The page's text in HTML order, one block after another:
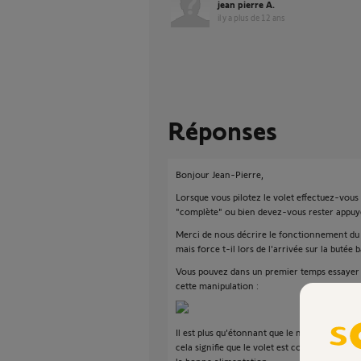
jean pierre A.
il y a plus de 12 ans
Réponses
Bonjour Jean-Pierre,
Lorsque vous pilotez le volet effectuez-
"complète" ou bien devez-vous rester
Merci de nous décrire le fonctionnement
mais force t-il lors de l'arrivée sur la butée
Vous pouvez dans un premier temps
cette manipulation :
Il est plus qu'étonnant que le moteur ne
cela signifie que le volet est complétement